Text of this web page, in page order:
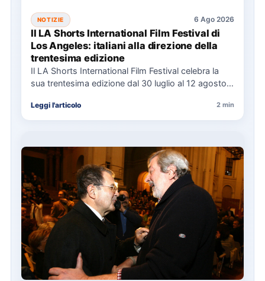
NOTIZIE 6 Ago 2026
Il LA Shorts International Film Festival di
Los Angeles: italiani alla direzione della
trentesima edizione
Il LA Shorts International Film Festival celebra la
sua trentesima edizione dal 30 luglio al 12 agosto,
Leggi l'articolo 2 min